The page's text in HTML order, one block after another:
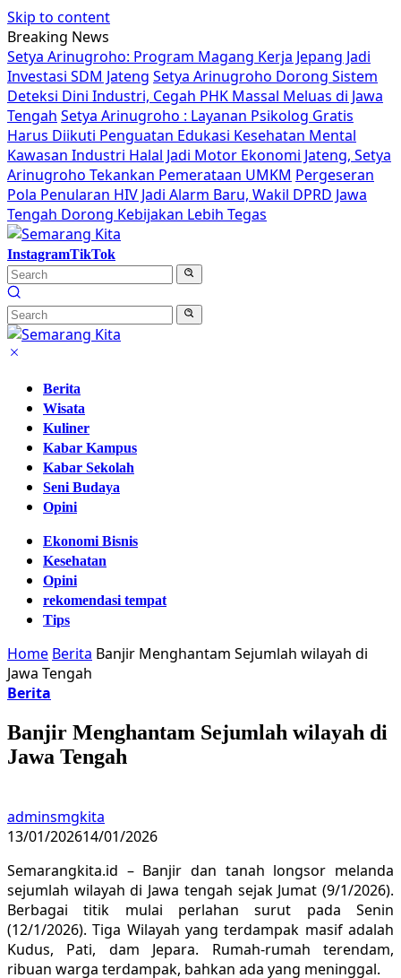
Skip to content
Breaking News
Setya Arinugroho: Program Magang Kerja Jepang Jadi
Investasi SDM Jateng Setya Arinugroho Dorong Sistem
Deteksi Dini Industri, Cegah PHK Massal Meluas di Jawa
Tengah Setya Arinugroho : Layanan Psikolog Gratis
Harus Diikuti Penguatan Edukasi Kesehatan Mental
Kawasan Industri Halal Jadi Motor Ekonomi Jateng, Setya
Arinugroho Tekankan Pemerataan UMKM Pergeseran
Pola Penularan HIV Jadi Alarm Baru, Wakil DPRD Jawa
Tengah Dorong Kebijakan Lebih Tegas
InstagramTikTok
Berita
Wisata
Kuliner
Kabar Kampus
Kabar Sekolah
Seni Budaya
Opini
Ekonomi Bisnis
Kesehatan
Opini
rekomendasi tempat
Tips
Home Berita Banjir Menghantam Sejumlah wilayah di
Jawa Tengah
Berita
Banjir Menghantam Sejumlah wilayah di
Jawa Tengah
adminsmgkita
13/01/202614/01/2026
Semarangkita.id – Banjir dan tanah longsor melanda
sejumlah wilayah di Jawa tengah sejak Jumat (9/1/2026).
Berbagai titik mulai perlahan surut pada Senin
(12/1/2026). Tiga Wilayah yang terdampak masif adalah
Kudus, Pati, dam Jepara. Rumah-rumah terendam,
ribuan warga terdampak, bahkan ada yang meninggal.